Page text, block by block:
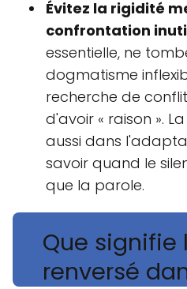
Évitez la rigidité
confrontation
essentielle, ne
dogmatisme
recherche de
d'avoir « raison ».
aussi dans
savoir quand le
que la parole.
Que signifie
renversé